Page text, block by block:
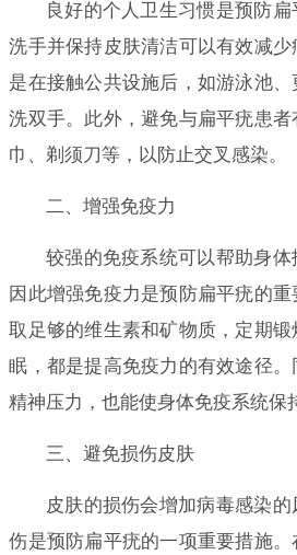
良好的个人卫生习惯是预防
洗手并保持皮肤清洁可以有效减
是在接触公共设施后，如游泳池
洗双手。此外，避免与扁平疣患
巾、剃须刀等，以防止交叉感染。
二、增强免疫力
较强的免疫系统可以帮助身体
因此增强免疫力是预防扁平疣的
取足够的维生素和矿物质，定期
眠，都是提高免疫力的有效途径
精神压力，也能使身体免疫系统保
三、避免损伤皮肤
皮肤的损伤会增加病毒感染
伤是预防扁平疣的一项重要措施